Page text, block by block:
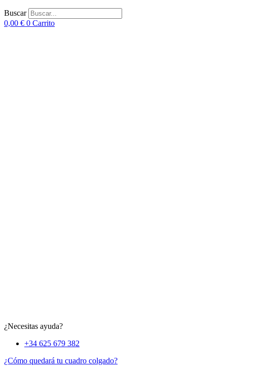
Buscar
0,00 € 0 Carrito
¿Necesitas ayuda?
+34 625 679 382
¿Cómo quedará tu cuadro colgado?